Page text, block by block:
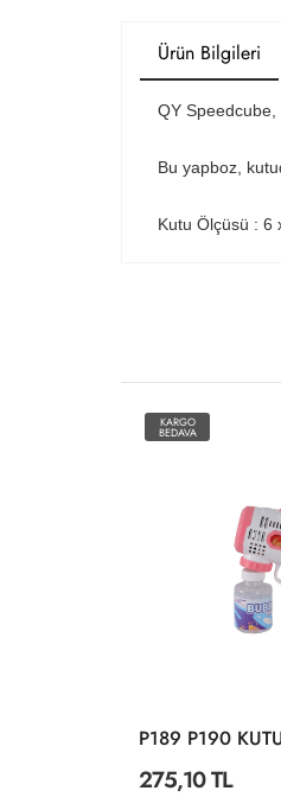
Ürün Bilgileri
QY
Bu yapboz,
Kutu Ölçüsü : 6
KARGO
BEDAVA
275,10 TL